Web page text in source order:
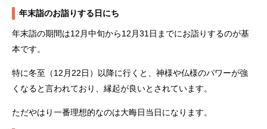
年末詣のお詣りする日にち
年末詣の期間は12月中旬から12月31日までにお詣りするのが基
本です。
特に冬至（12月22日）以降に行くと、神様や仏様のパワーが強
くなると言われており、縁起が良いとされています。
ただやはり一番理想的なのは大晦日当日になります。